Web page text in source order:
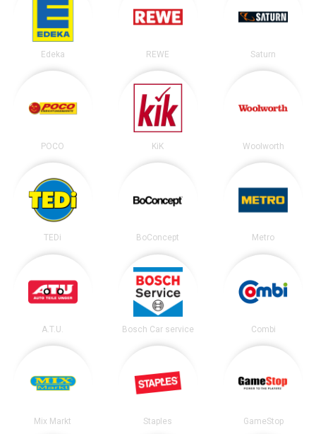
Edeka REWE Saturn
POCO KiK Woolworth
TEDi BoConcept Metro
A.T.U. Bosch Car service Combi
Mix Markt Staples GameStop